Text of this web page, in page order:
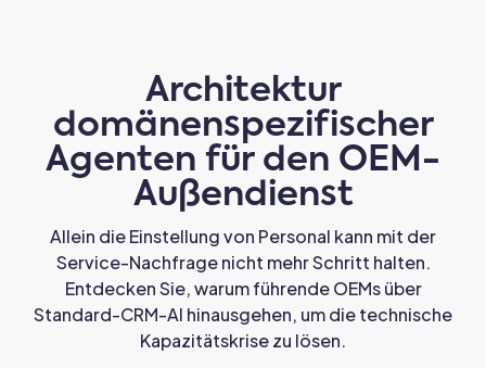
Architektur
domänenspezifischer
Agenten für den OEM-
Außendienst
Allein die Einstellung von Personal kann mit der
Service-Nachfrage nicht mehr Schritt halten.
Entdecken Sie, warum führende OEMs über
Standard-CRM-AI hinausgehen, um die technische
Kapazitätskrise zu lösen.